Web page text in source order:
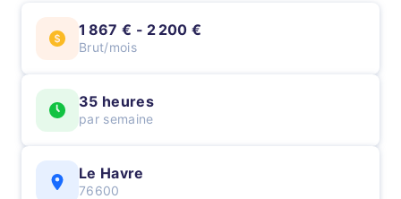
1 867 € - 2 200 €
Brut/mois
35 heures
par semaine
Le Havre
76600